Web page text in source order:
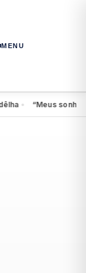
MENU
“Meus sonhos